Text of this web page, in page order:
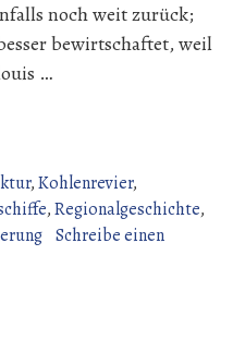
noch weit zurück;
bewirtschaftet, weil
…
,Kohlenrevier,
,Regionalgeschichte,
Schreibe einen